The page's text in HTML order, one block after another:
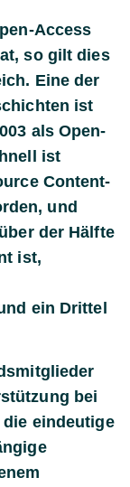
Access
so gilt dies
Eine der
ist
als Open-
ist
Content-
und
der Hälfte
ist,
ein Drittel
bei
die eindeutige